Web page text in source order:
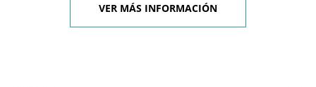
VER MÁS INFORMACIÓN